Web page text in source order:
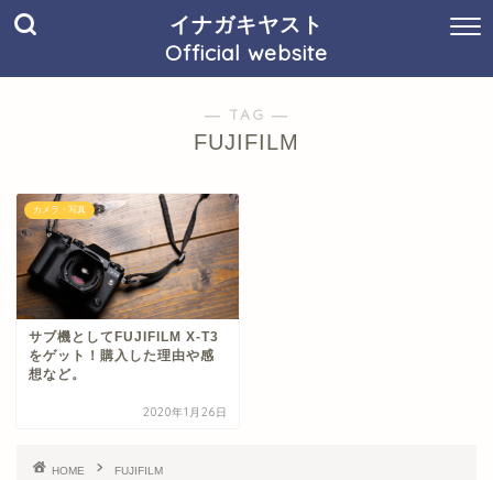
イナガキヤスト
Official website
― TAG ―
FUJIFILM
カメラ・写真
サブ機としてFUJIFILM X-T3
をゲット！購入した理由や感
想など。
2020年1月26日
HOME FUJIFILM